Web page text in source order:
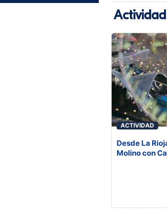
ACTIVIDAD
Desde La
Molino con